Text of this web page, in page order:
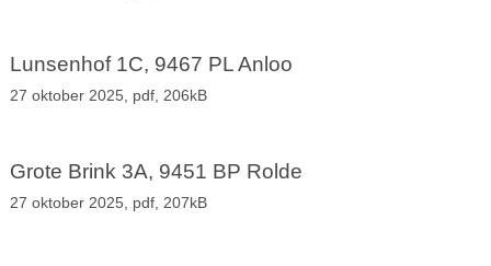
Lunsenhof 1C, 9467 PL Anloo
27 oktober 2025, pdf, 206kB
Grote Brink 3A, 9451 BP Rolde
27 oktober 2025, pdf, 207kB